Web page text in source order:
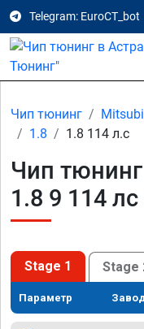
Telegram: EuroCT_bot
Чип тюнинг
1.8
1.8 114 л.с
Чип
1.8 9 114
Stage 1 Stage
Параметр